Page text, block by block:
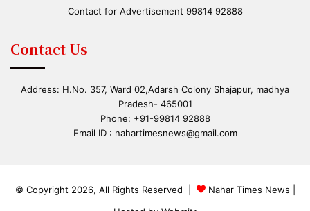
Contact for Advertisement 99814 92888
Contact Us
Address: H.No. 357, Ward 02,Adarsh Colony Shajapur, madhya
Pradesh- 465001
Phone: +91-99814 92888
Email ID : nahartimesnews@gmail.com
© Copyright 2026, All Rights Reserved | Nahar Times News